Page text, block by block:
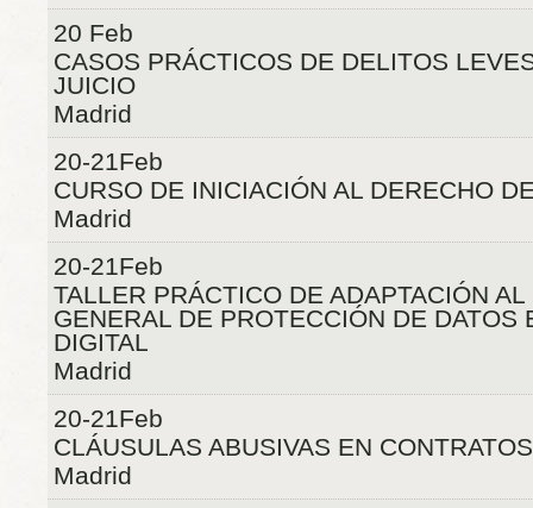
20 Feb
CASOS PRÁCTICOS DE DELITOS
JUICIO
Madrid
20-21Feb
CURSO DE INICIACIÓN AL DERECHO
Madrid
20-21Feb
TALLER PRÁCTICO DE ADAPTACIÓN
GENERAL DE PROTECCIÓN DE DATOS
DIGITAL
Madrid
20-21Feb
CLÁUSULAS ABUSIVAS EN
Madrid